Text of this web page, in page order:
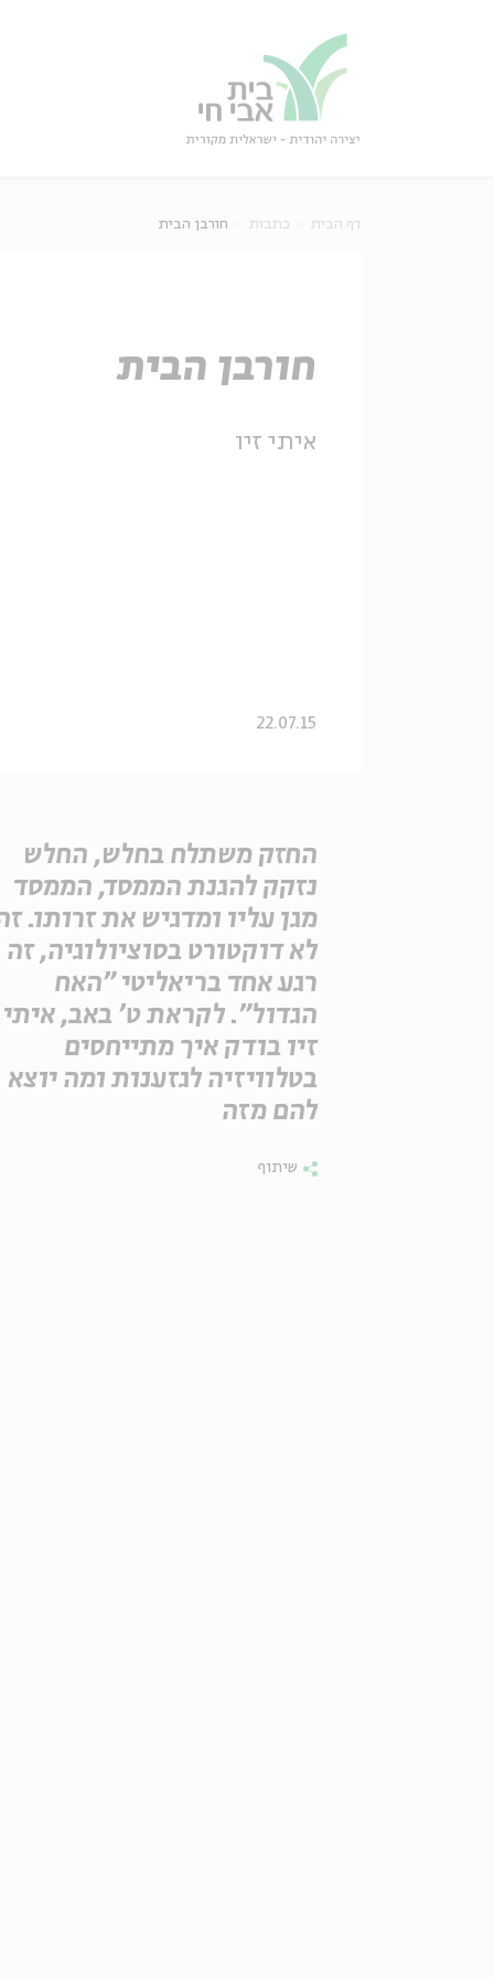
דף הבית כתבות חורבן הבית
חורבן הבית
איתי זיו
22.07.15
החזק משתלח בחלש, החלש
נזקק להגנת הממסד, הממסד
מגן עליו ומדגיש את זרותו.
לא דוקטורט בסוציולוגיה, זה
רגע אחד בריאליטי "האח
הגדול". לקראת ט' באב, איתי
זיו בודק איך מתייחסים
בטלוויזיה לגזענות ומה יוצא
להם מזה
שיתוף